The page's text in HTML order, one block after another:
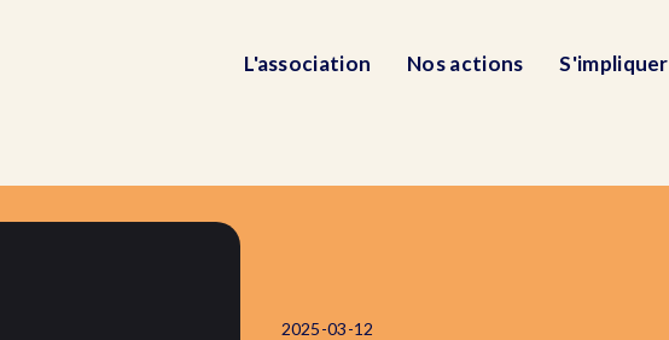
L'association Nos actions S'impliquer
2025-03-12